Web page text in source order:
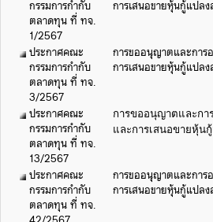
กรรมการกำกับ
ตลาดทุน ที่ ทจ.
1/2567
การเสนอขายหุ้นกู้แป
ประกาศคณะ
กรรมการกำกับ
ตลาดทุน ที่ ทจ.
3/2567
การขออนุญาตและการ
การเสนอขายหุ้นกู้แป
ประกาศคณะ
กรรมการกำกับ
ตลาดทุน ที่ ทจ.
13/2567
การขออนุญาตและก
และการเสนอขายหุ้
ประกาศคณะ
กรรมการกำกับ
ตลาดทุน ที่ ทจ.
การขออนุญาตและการ
การเสนอขายหุ้นกู้แป